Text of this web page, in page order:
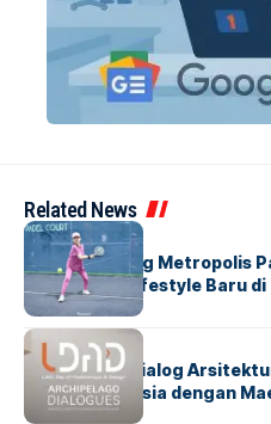
Related News
BERITAHOME
Grand Opening Metropolis
Olahraga & Lifestyle Baru
BERITAHOME
LDAD 2026: Dialog
Depan Indonesia dengan